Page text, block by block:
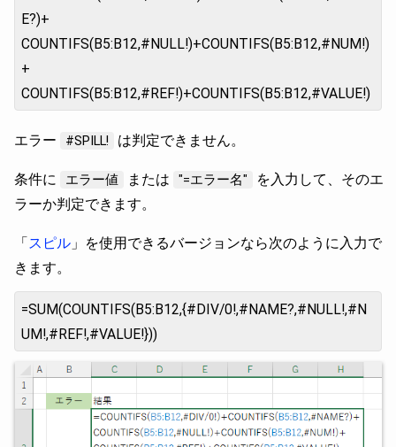
E?)+
COUNTIFS(B5:B12,#NULL!)+COUNTIFS(B5:B12,#NUM!)
+
COUNTIFS(B5:B12,#REF!)+COUNTIFS(B5:B12,#VALUE!)
エラー #SPILL! は判定できません。
条件に エラー値 または "=エラー名"
を入力して、そのエ
ラーか判定できます。
「 スピル 」を使用できるバージョンなら次のように入力で
きます。
=SUM(COUNTIFS(B5:B12,{#DIV/0!,#NAME?,#NULL!,#N
UM!,#REF!,#VALUE!}))